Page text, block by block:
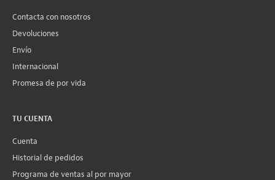
Contacta con nosotros
Devoluciones
Envío
Internacional
Promesa de por vida
TU CUENTA
Cuenta
Historial de pedidos
Programa de ventas al por mayor